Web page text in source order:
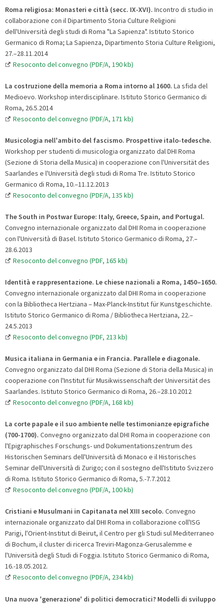
Roma religiosa: Monasteri e città (secc. IX-XVI). Incontro di studio in
collaborazione con il Dipartimento Storia Culture Religioni
dell'Università degli studi di Roma "La Sapienza". Istituto Storico
Germanico di Roma; La Sapienza, Dipartimento Storia Culture Religioni,
27.–28.11.2014
Resoconto del convegno (PDF/A, 190 kb)
La costruzione della memoria a Roma intorno al 1600. La sfida del
Medioevo. Workshop interdisciplinare. Istituto Storico Germanico di
Roma, 26.5.2014
Resoconto del convegno (PDF/A, 171 kb)
Musicologia nell'ambito del fascismo. Prospettive italo-tedesche.
Workshop per studenti di musicologia organizzato dal DHI Roma
(Sezione di Storia della Musica) in cooperazione con l'Universität des
Saarlandes e l'Università degli studi di Roma Tre. Istituto Storico
Germanico di Roma, 10.–11.12.2013
Resoconto del convegno (PDF/A, 135 kb)
The South in Postwar Europe: Italy, Greece, Spain, and Portugal.
Convegno internazionale organizzato dal DHI Roma in cooperazione
con l'Università di Basel. Istituto Storico Germanico di Roma, 27.–
28.6.2013
Resoconto del convegno (PDF, 165 kb)
Identità e rappresentazione. Le chiese nazionali a Roma, 1450–1650.
Convegno internazionale organizzato dal DHI Roma in cooperazione
con la Bibliotheca Hertziana – Max-Planck-Institut für Kunstgeschichte.
Istituto Storico Germanico di Roma / Bibliotheca Hertziana, 22.–
24.5.2013
Resoconto del convegno (PDF, 213 kb)
Musica italiana in Germania e in Francia. Parallele e diagonale.
Convegno organizzato dal DHI Roma (Sezione di Storia della Musica) in
cooperazione con l'Institut für Musikwissenschaft der Universität des
Saarlandes. Istituto Storico Germanico di Roma, 26.–28.10.2012
Resoconto del convegno (PDF/A, 168 kb)
La corte papale e il suo ambiente nelle testimonianze epigrafiche
(700-1700). Convegno organizzato dal DHI Roma in cooperazione con
l'Epigraphisches Forschungs- und Dokumentationszentrum des
Historischen Seminars dell'Università di Monaco e il Historisches
Seminar dell'Università di Zurigo; con il sostegno dell'Istituto Svizzero
di Roma. Istituto Storico Germanico di Roma, 5.-7.7.2012
Resoconto del convegno (PDF/A, 100 kb)
Cristiani e Musulmani in Capitanata nel XIII secolo. Convegno
internazionale organizzato dal DHI Roma in collaborazione coll'ISG
Parigi, l'Orient-Institut di Beirut, il Centro per gli Studi sul Mediterraneo
di Bochum, il cluster di ricerca Treviri-Magonza-Gerusalemme e
l'Università degli Studi di Foggia. Istituto Storico Germanico di Roma,
16.-18.05.2012.
Resoconto del convegno (PDF/A, 234 kb)
Una nuova 'generazione' di politici democratici? Modelli di sviluppo